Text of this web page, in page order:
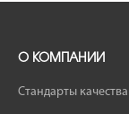
О КОМПАНИИ
Стандарты качества